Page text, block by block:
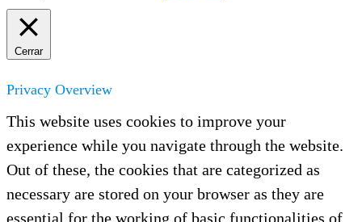
Cerrar
Privacy Overview
This website uses cookies to improve your
experience while you navigate through the website.
Out of these, the cookies that are categorized as
necessary are stored on your browser as they are
essential for the working of basic functionalities of